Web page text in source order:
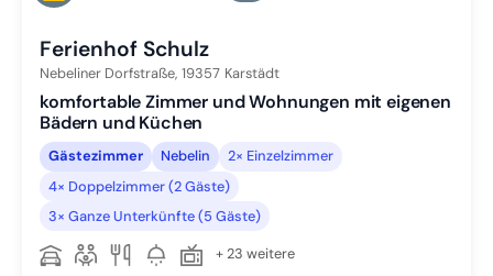
Zu Slide 5 wechseln
Ferienhof Schulz
Nebeliner Dorfstraße, 19357 Karstädt
komfortable Zimmer und Wohnungen mit eigenen
Bädern und Küchen
Gästezimmer Nebelin
2× Einzelzimmer
4× Doppelzimmer (2 Gäste)
3× Ganze Unterkünfte (5 Gäste)
+ 23 weitere